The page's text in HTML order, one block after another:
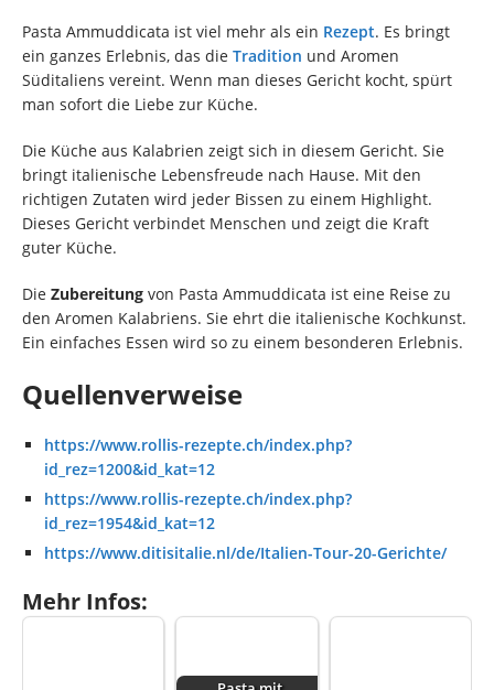
Pasta Ammuddicata ist viel mehr als ein Rezept. Es bringt
ein ganzes Erlebnis, das die Tradition und Aromen
Süditaliens vereint. Wenn man dieses Gericht kocht, spürt
man sofort die Liebe zur Küche.
Die Küche aus Kalabrien zeigt sich in diesem Gericht. Sie
bringt italienische Lebensfreude nach Hause. Mit den
richtigen Zutaten wird jeder Bissen zu einem Highlight.
Dieses Gericht verbindet Menschen und zeigt die Kraft
guter Küche.
Die Zubereitung von Pasta Ammuddicata ist eine Reise zu
den Aromen Kalabriens. Sie ehrt die italienische Kochkunst.
Ein einfaches Essen wird so zu einem besonderen Erlebnis.
Quellenverweise
https://www.rollis-rezepte.ch/index.php?
id_rez=1200&id_kat=12
https://www.rollis-rezepte.ch/index.php?
id_rez=1954&id_kat=12
https://www.ditisitalie.nl/de/Italien-Tour-20-Gerichte/
Mehr Infos: